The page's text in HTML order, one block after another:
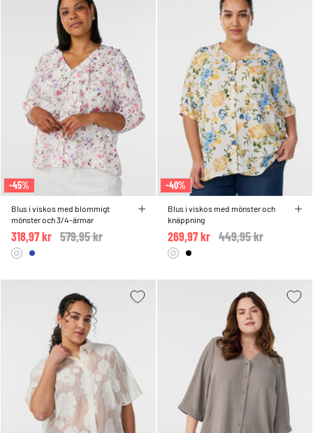
-45%
Blus i viskos med blommigt
mönster och 3/4-ärmar
Price reduced from
579,95 kr
318,97 kr
-40%
Blus i viskos med mönster och
knäppning
Price reduced from
449,95 kr
269,97 kr